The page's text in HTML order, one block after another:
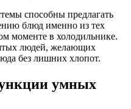
способны предлагать
блюд именно из тех
моменте в холодильнике.
людей, желающих
без лишних хлопот.
умных